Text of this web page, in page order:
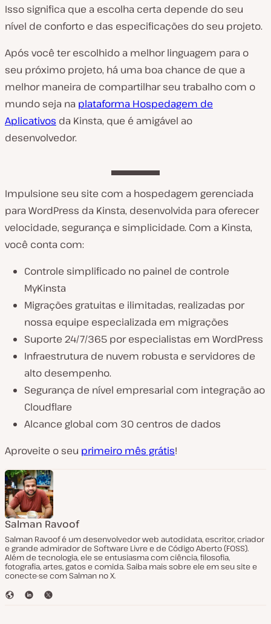
Isso significa que a escolha certa depende do seu
nível de conforto e das especificações do seu projeto.
Após você ter escolhido a melhor linguagem para o
seu próximo projeto, há uma boa chance de que a
melhor maneira de compartilhar seu trabalho com o
mundo seja na plataforma Hospedagem de
Aplicativos da Kinsta, que é amigável ao
desenvolvedor.
Impulsione seu site com a hospedagem gerenciada
para WordPress da Kinsta, desenvolvida para oferecer
velocidade, segurança e simplicidade. Com a Kinsta,
você conta com:
Controle simplificado no painel de controle
MyKinsta
Migrações gratuitas e ilimitadas, realizadas por
nossa equipe especializada em migrações
Suporte 24/7/365 por especialistas em WordPress
Infraestrutura de nuvem robusta e servidores de
alto desempenho.
Segurança de nível empresarial com integração ao
Cloudflare
Alcance global com 30 centros de dados
Aproveite o seu primeiro mês grátis!
Salman Ravoof
Salman Ravoof é um desenvolvedor web autodidata, escritor, criador
e grande admirador de Software Livre e de Código Aberto (FOSS).
Além de tecnologia, ele se entusiasma com ciência, filosofia,
fotografia, artes, gatos e comida. Saiba mais sobre ele em seu site e
conecte-se com Salman no X.
S
L
T